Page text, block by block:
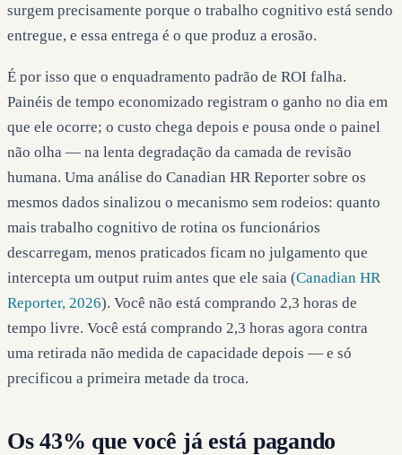
surgem precisamente porque o trabalho cognitivo está sendo
entregue, e essa entrega é o que produz a erosão.
É por isso que o enquadramento padrão de ROI falha.
Painéis de tempo economizado registram o ganho no dia em
que ele ocorre; o custo chega depois e pousa onde o painel
não olha — na lenta degradação da camada de revisão
humana. Uma análise do Canadian HR Reporter sobre os
mesmos dados sinalizou o mecanismo sem rodeios: quanto
mais trabalho cognitivo de rotina os funcionários
descarregam, menos praticados ficam no julgamento que
intercepta um output ruim antes que ele saia (Canadian HR
Reporter, 2026). Você não está comprando 2,3 horas de
tempo livre. Você está comprando 2,3 horas agora contra
uma retirada não medida de capacidade depois — e só
precificou a primeira metade da troca.
Os 43% que você já está pagando